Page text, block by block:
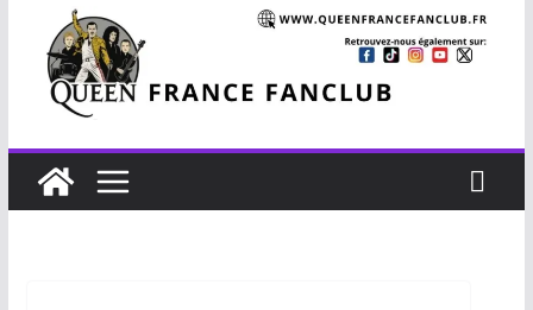
The Cross : Liar